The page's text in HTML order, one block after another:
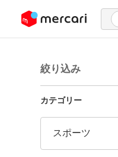
ツにスキップ
絞り込み
カテゴリー